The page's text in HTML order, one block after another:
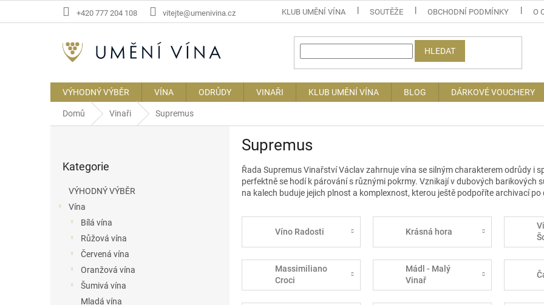
+420 777 204 108 vitejte@umenivina.cz KLUB UMĚNÍ VÍNA SOUTĚŽE OBCHODNÍ PODMÍNKY O
HLEDAT
VÝHODNÝ VÝBĚR VÍNA ODRŮDY VINAŘI KLUB UMĚNÍ VÍNA BLOG DÁRKOVÉ VOUCHERY
Domů Vinaři Supremus
kategorie
Kategorie
VÝHODNÝ VÝBĚR
Vína
Bílá vína
Růžová vína
Červená vína
Oranžová vína
Šumivá vína
Mladá vína
Supremus
Řada Supremus Vinařství Václav zahrnuje vína se silným charakterem odrůdy i
perfektně se hodí k párování s různými pokrmy. Vznikají v dubových barikových
na kalech buduje jejich plnost a komplexnost, kterou ještě podpoříte archivací po
Víno Radosti Krásná hora
Massimiliano
Croci
Mádl - Malý
Vinař